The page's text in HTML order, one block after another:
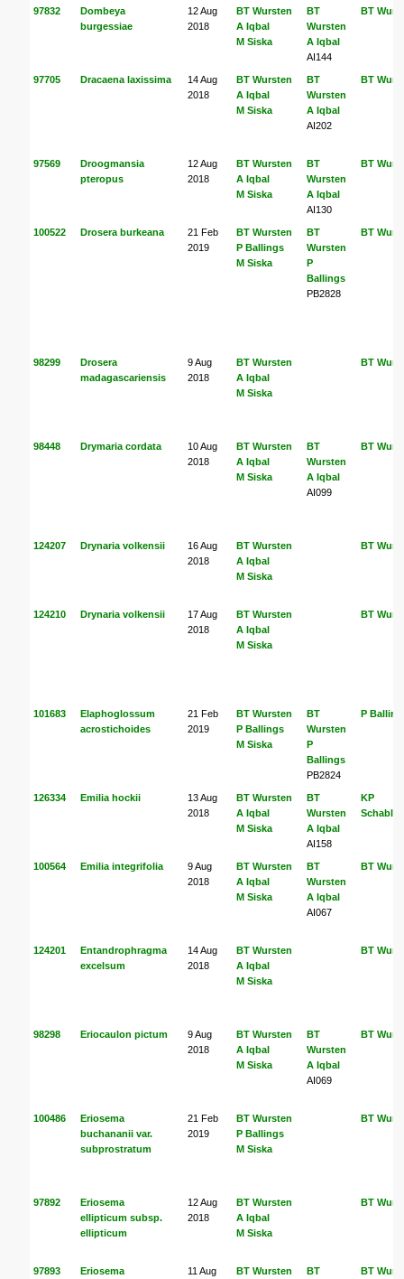
97832
Dombeya
burgessiae
12 Aug
2018
BT Wursten
A Iqbal
M Siska
BT
Wursten
A Iqbal
AI144
BT
97705 Dracaena laxissima
14 Aug
2018
BT Wursten
A Iqbal
M Siska
BT
Wursten
A Iqbal
AI202
BT
97569
Droogmansia
pteropus
12 Aug
2018
BT Wursten
A Iqbal
M Siska
BT
Wursten
A Iqbal
AI130
BT
100522 Drosera burkeana
21 Feb
2019
BT Wursten
P Ballings
M Siska
BT
Wursten
P
Ballings
PB2828
BT
98299
Drosera
madagascariensis
9 Aug
2018
BT Wursten
A Iqbal
M Siska
BT
98448 Drymaria cordata
10 Aug
2018
BT Wursten
A Iqbal
M Siska
BT
Wursten
A Iqbal
AI099
BT
124207 Drynaria volkensii
16 Aug
2018
BT Wursten
A Iqbal
M Siska
BT
124210 Drynaria volkensii
17 Aug
2018
BT Wursten
A Iqbal
M Siska
BT
101683
Elaphoglossum
acrostichoides
21 Feb
2019
BT Wursten
P Ballings
M Siska
BT
Wursten
P
Ballings
PB2824
P
126334 Emilia hockii
13 Aug
2018
BT Wursten
A Iqbal
M Siska
BT
Wursten
A Iqbal
AI158
KP
100564 Emilia integrifolia
9 Aug
2018
BT Wursten
A Iqbal
M Siska
BT
Wursten
A Iqbal
AI067
BT
124201
Entandrophragma
excelsum
14 Aug
2018
BT Wursten
A Iqbal
M Siska
BT
98298 Eriocaulon pictum
9 Aug
2018
BT Wursten
A Iqbal
M Siska
BT
Wursten
A Iqbal
AI069
BT
100486
Eriosema
buchananii var.
subprostratum
21 Feb
2019
BT Wursten
P Ballings
M Siska
BT
97892
Eriosema
ellipticum subsp.
ellipticum
12 Aug
2018
BT Wursten
A Iqbal
M Siska
BT
97893 Eriosema 11 Aug BT Wursten BT BT